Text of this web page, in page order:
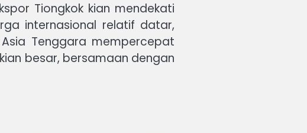
Tiongkok kian mendekati
internasional relatif datar,
Tenggara mempercepat
besar, bersamaan dengan